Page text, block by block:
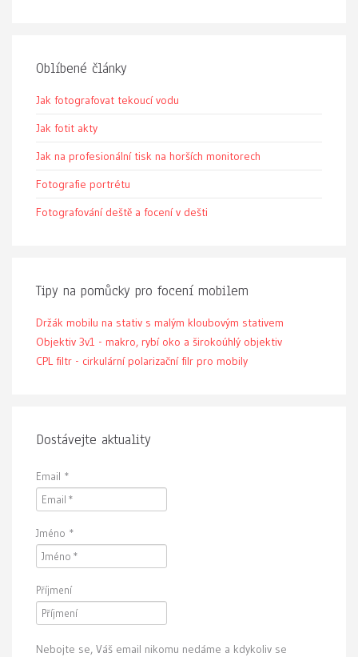
Oblíbené články
Jak fotografovat tekoucí vodu
Jak fotit akty
Jak na profesionální tisk na horších monitorech
Fotografie portrétu
Fotografování deště a focení v dešti
Tipy na pomůcky pro focení mobilem
Držák mobilu na stativ s malým kloubovým stativem
Objektiv 3v1 - makro, rybí oko a širokoúhlý objektiv
CPL filtr - cirkulární polarizační filr pro mobily
Dostávejte aktuality
Email *
Jméno *
Příjmení
Nebojte se, Váš email nikomu nedáme a kdykoliv se